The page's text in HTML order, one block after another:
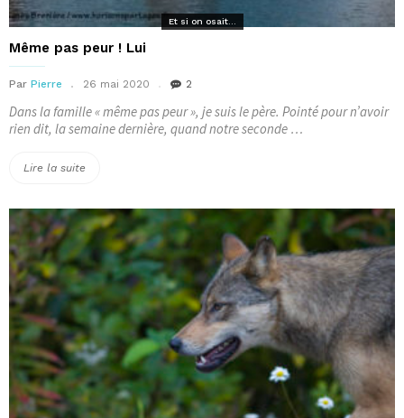
Et si on osait...
Même pas peur ! Lui
Par Pierre 26 mai 2020 2
Dans la famille « même pas peur », je suis le père. Pointé pour n’avoir
rien dit, la semaine dernière, quand notre seconde …
Lire la suite
peur
!
Lui »